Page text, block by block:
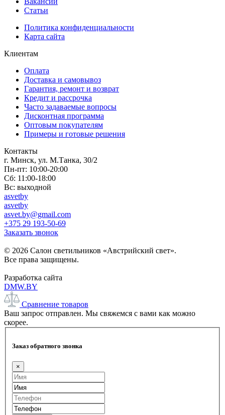
Статьи
Политика конфиденциальности
Карта сайта
Клиентам
Оплата
Доставка и самовывоз
Гарантия, ремонт и возврат
Кредит и рассрочка
Часто задаваемые вопросы
Дисконтная программа
Оптовым покупателям
Примеры и готовые решения
Контакты
г. Минск, ул. М.Танка, 30/2
Пн-пт: 10:00-20:00
Сб: 11:00-18:00
Вс: выходной
asvetby
asvetby
asvet.by@gmail.com
+375 29 193-50-69
Заказать звонок
© 2026 Салон светильников «Австрийский свет».
Все права защищены.
Разработка сайта
DMW.BY
Сравнение товаров
Ваш запрос отправлен. Мы свяжемся с вами как можно
скорее.
Заказ обратного звонка
×